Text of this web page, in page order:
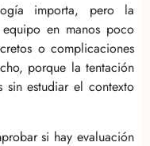
importa, pero la
en manos poco
o complicaciones
porque la tentación
sin estudiar el contexto
si hay evaluación